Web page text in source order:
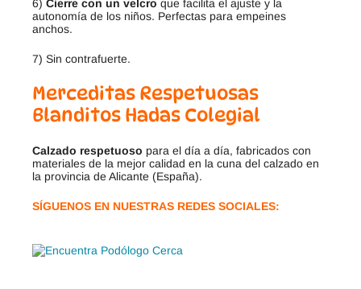
6) Cierre con un velcro que facilita el ajuste y la
autonomía de los niños. Perfectas para empeines
anchos.
7) Sin contrafuerte.
Merceditas Respetuosas
Blanditos Hadas Colegial
Calzado respetuoso para el día a día, fabricados con
materiales de la mejor calidad en la cuna del calzado en
la provincia de Alicante (España).
SÍGUENOS EN NUESTRAS REDES SOCIALES: